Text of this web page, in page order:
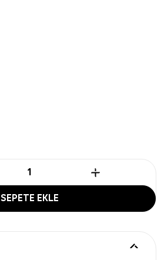
SEPETE EKLE